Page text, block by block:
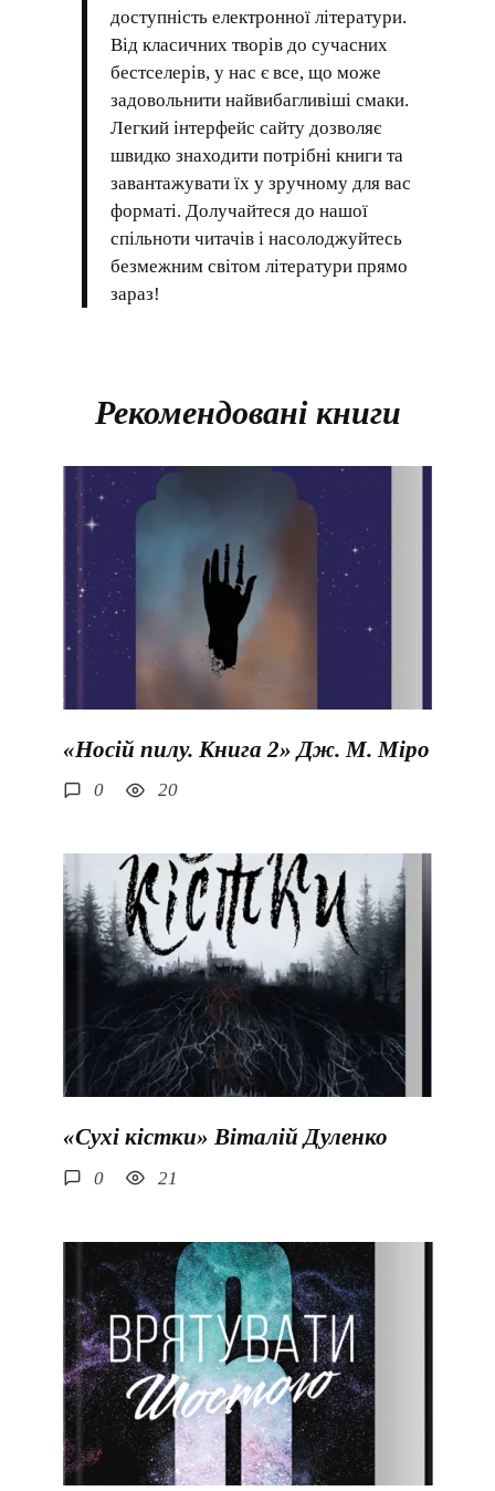
доступність електронної літератури.
Від класичних творів до сучасних
бестселерів, у нас є все, що може
задовольнити найвибагливіші смаки.
Легкий інтерфейс сайту дозволяє
швидко знаходити потрібні книги та
завантажувати їх у зручному для вас
форматі. Долучайтеся до нашої
спільноти читачів і насолоджуйтесь
безмежним світом літератури прямо
зараз!
Рекомендовані книги
«Носій пилу. Книга 2» Дж. М. Міро
0 20
«Сухі кістки» Віталій Дуленко
0 21